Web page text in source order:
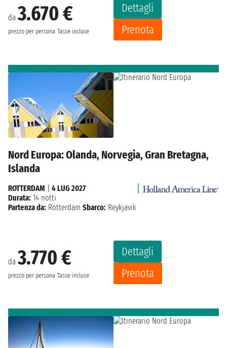
da3.670 €
prezzo per persona Tasse incluse
Dettagli
Prenota
Nord Europa: Olanda, Norvegia, Gran Bretagna,
Islanda
da3.770 €
prezzo per persona Tasse incluse
Dettagli
Prenota
ROTTERDAM
4 LUG 2027
Durata: 14 notti
Partenza da: Rotterdam Sbarco: Reykjavik